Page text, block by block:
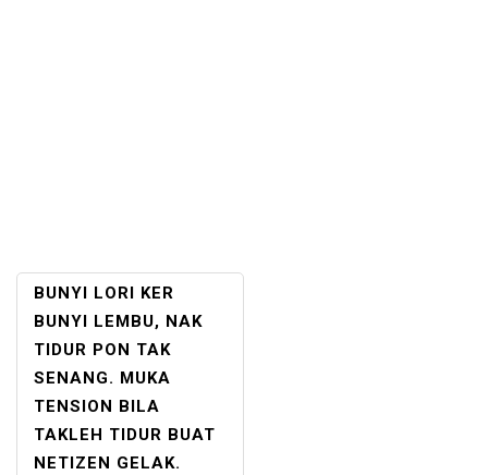
POST
NAVIGATION
BUNYI LORI KER
BUNYI LEMBU, NAK
TIDUR PON TAK
SENANG. MUKA
TENSION BILA
TAKLEH TIDUR BUAT
NETIZEN GELAK.